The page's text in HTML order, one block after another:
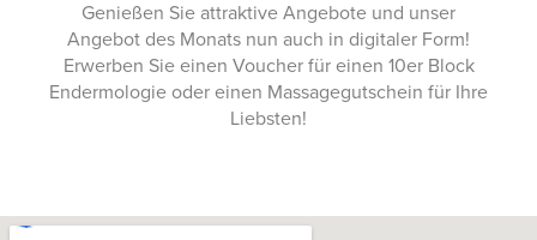
Genießen Sie attraktive Angebote und unser
Angebot des Monats nun auch in digitaler Form!
Erwerben Sie einen Voucher für einen 10er Block
Endermologie oder einen Massagegutschein für Ihre
Liebsten!